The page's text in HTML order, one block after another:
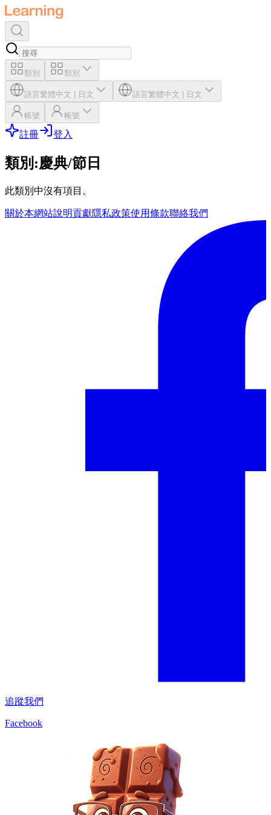
類別 類別
語言繁體中文 日文 語言繁體中文 日文
帳號 帳號
註冊 登入
類別 :慶典/節日
此類別中沒有項目。
關於本網站說明貢獻隱私政策使用條款聯絡我們
追蹤我們
Facebook